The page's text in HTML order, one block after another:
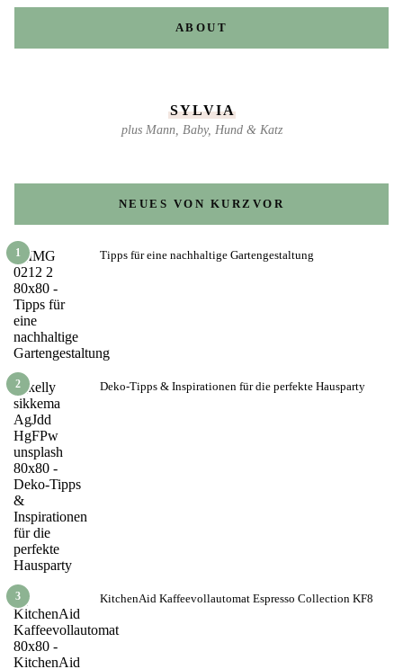
ABOUT
SYLVIA
plus Mann, Baby, Hund & Katz
NEUES VON KURZVOR
1 Tipps für eine nachhaltige Gartengestaltung
2 Deko-Tipps & Inspirationen für die perfekte Hausparty
3 KitchenAid Kaffeevollautomat Espresso Collection KF8